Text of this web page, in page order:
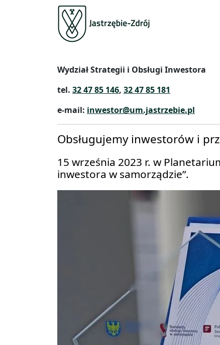
Wydział Strategii i Obsługi Inwestora
tel. 32 47 85 146, 32 47 85 181
e-mail: inwestor@um.jastrzebie.pl
Obsługujemy inwestorów i
15 września 2023 r. w
inwestora w samorządzie”.